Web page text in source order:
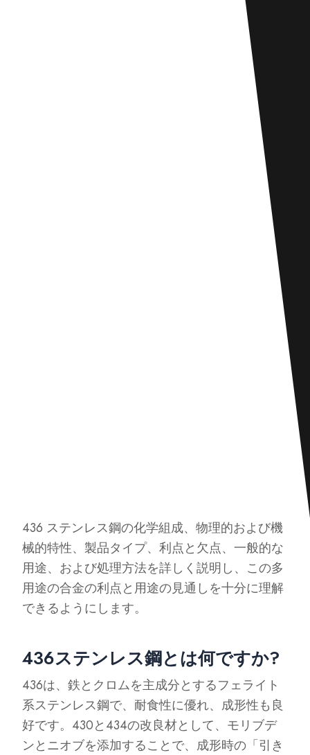
436 ステンレス鋼の化学組成、物理的および機
械的特性、製品タイプ、利点と欠点、一般的な
用途、および処理方法を詳しく説明し、この多
用途の合金の利点と用途の見通しを十分に理解
できるようにします。
436ステンレス鋼とは何ですか?
436は、鉄とクロムを主成分とするフェライト
系ステンレス鋼で、耐食性に優れ、成形性も良
好です。430と434の改良材として、モリブデ
ンとニオブを添加することで、成形時の「引き